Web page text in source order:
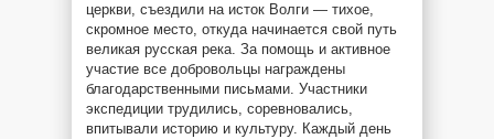
церкви, съездили на исток Волги — тихое,
скромное место, откуда начинается свой путь
великая русская река. За помощь и активное
участие все добровольцы награждены
благодарственными письмами. Участники
экспедиции трудились, соревновались,
впитывали историю и культуру. Каждый день